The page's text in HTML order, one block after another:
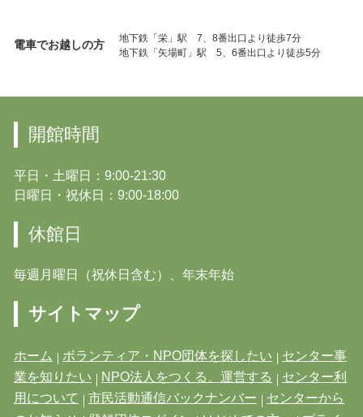
電車でお越しの方
地下鉄「栄」駅 7、8番出口より徒歩7分
地下鉄「矢場町」駅 5、6番出口より徒歩5分
開館時間
平日・土曜日：9:00-21:30
日曜日・祝休日：9:00-18:00
休館日
毎週月曜日（祝休日含む）、年末年始
サイトマップ
ホーム ボランティア・NPO団体を探したい
センター事
業を知りたい
NPO法人をつくる、運営する
センター利
用について
市民活動通信バックナンバー
センターから